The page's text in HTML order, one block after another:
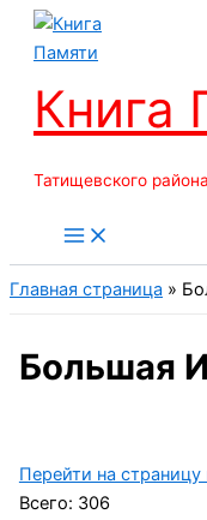
Перейти
Книга
Татищевского
Главная страница »
Большая
Перейти на страницу
Всего: 306